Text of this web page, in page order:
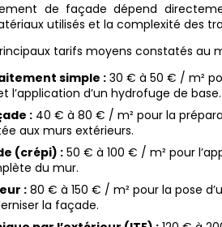
de façade dépend
utilisés et la complexité des
tarifs moyens constatés au
simple : 30 € à 50 € / m²
l’application d’un hydrofuge de base.
: 40 € à 80 € / m² pour la
aux murs extérieurs.
(crépi) : 50 € à 100 € / m² pour
du mur.
: 80 € à 150 € / m² pour la pose
la façade.